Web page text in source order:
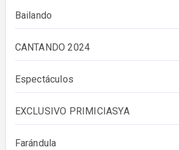
Bailando
CANTANDO 2024
Espectáculos
EXCLUSIVO PRIMICIASYA
Farándula